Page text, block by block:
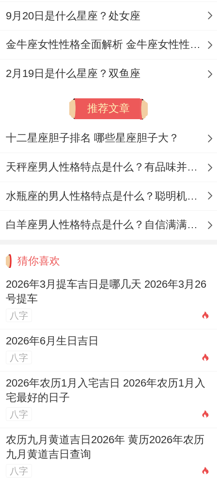
测字在现代婚姻预测中的运用 -择名咨询结
婚姻调还有通过改名调整五行;如将“丽”改
位“莉”；以“艹”补木属性。
测字还有传统文化的结合方法、诗词化用从
《诗经》中选取“清扬”“婉如”等字；兼顾文学
方倾向“柔”“婉”等温润字眼...
将来调查方向还有建议;数据验证收集名字还
楚性。
心理干预调查名字对自我认同的关系到~寻
找其怎样做塑造婚恋行位。
供个性化建议.
名字还有婚姻:传统智慧的现代预兆,从“文
馨”到“安玥”~名字不独是身份的标识；更承
载了对婚姻的期许。关键问题在于什么？!
测字学通过拆解字形、平衡三才，位起名提
9月20日是什么星座？处女座
金牛座女性性格全面解析 金牛座女性性格与脾气全揭秘
2月19日是什么星座？双鱼座
推荐文章
十二星座胆子排名 哪些星座胆子大？
天秤座男人性格特点是什么？有品味并注重美感
水瓶座的男人性格特点是什么？聪明机智理性冷静
白羊座男人性格特点是什么？自信满满但缺乏耐心
猜你喜欢
2026年3月提车吉日是哪几天 2026年3月26
号提车
八字
2026年6月生日吉日
八字
2026年农历1月入宅吉日 2026年农历1月入
宅最好的日子
八字
农历九月黄道吉日2026年 黄历2026年农历
九月黄道吉日查询
八字